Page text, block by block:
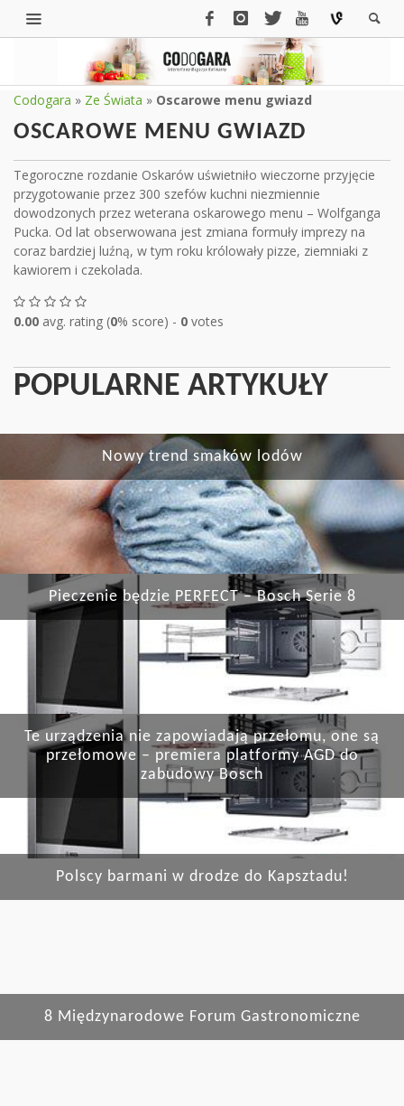
Codogara » Ze Świata » Oscarowe menu gwiazd
OSCAROWE MENU GWIAZD
Tegoroczne rozdanie Oskarów uświetniło wieczorne przyjęcie
przygotowanie przez 300 szefów kuchni niezmiennie
dowodzonych przez weterana oskarowego menu – Wolfganga
Pucka. Od lat obserwowana jest zmiana formuły imprezy na
coraz bardziej luźną, w tym roku królowały pizze, ziemniaki z
kawiorem i czekolada.
0.00 avg. rating (0% score) - 0 votes
POPULARNE ARTYKUŁY
Nowy trend smaków lodów
Pieczenie będzie PERFECT – Bosch Serie 8
Te urządzenia nie zapowiadają przełomu, one są
przełomowe – premiera platformy AGD do
zabudowy Bosch
Polscy barmani w drodze do Kapsztadu!
8 Międzynarodowe Forum Gastronomiczne